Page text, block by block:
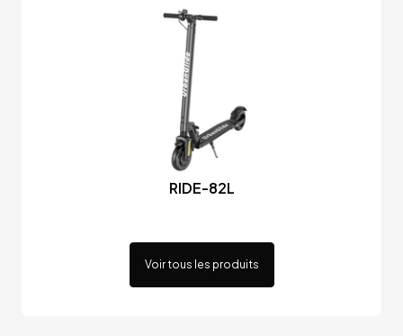
RIDE-82L
Voir tous les produits